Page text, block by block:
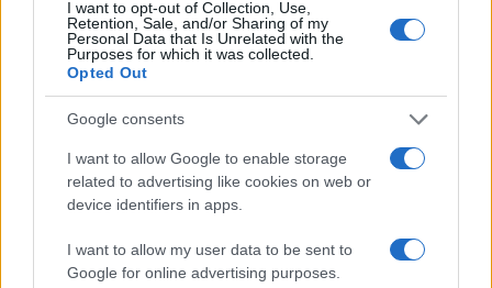
I want to opt-out of Collection, Use,
Retention, Sale, and/or Sharing of my
Personal Data that Is Unrelated with the
Purposes for which it was collected.
Opted Out
Google consents
I want to allow Google to enable storage
related to advertising like cookies on web or
device identifiers in apps.
I want to allow my user data to be sent to
Google for online advertising purposes.
Petrolio in calo: Brent a 91.82 USD, ribassi diffusi tra le
materie prime
Andrea Innocenti · 4 Ago 2026
Nome Prezzo